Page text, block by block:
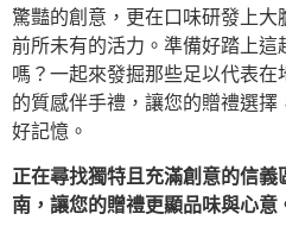
驚豔的創意，更在口味研發上大
前所未有的活力。準備好踏上這
嗎？一起來發掘那些足以代表
的質感伴手禮，讓您的贈禮選
好記憶。
正在尋找獨特且充滿創意的信
南，讓您的贈禮更顯品味與心意